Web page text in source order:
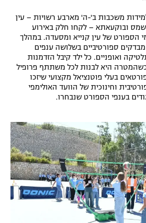
לבית עסק
ותלמידות משכבות ב'-ה' מארבע רשויות – עין
ובוקעאתא – לקחו חלק באירוע
הספורט של עין קנייא ומסעדה. במהלך
ספורטיביים בשלושה ענפים
ואופניים. כל ילד קיבל הזדמנות
היא לבנות לכל משתתף פרופיל
בעלי פוטנציאל מקצועי שיזכו
וחינוכית של הוועד האולימפי
בענפי הספורט שנבחרו.